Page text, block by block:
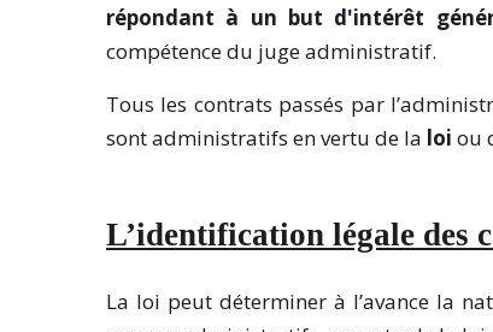
répondant à un but d'intérêt
compétence du juge administratif.
Tous les contrats passés par
sont administratifs en vertu de la loi ou
L’identification légale des
La loi peut déterminer à l’avance la